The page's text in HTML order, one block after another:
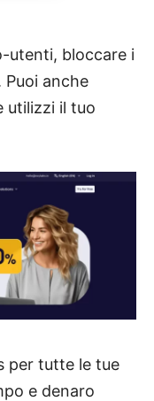
utenti, bloccare i
anche
utilizzi il tuo
per tutte le tue
e denaro